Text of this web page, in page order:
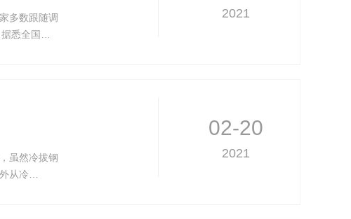
2021
多数跟随调
悉全国…
02-20
2021
虽然冷拔钢
从冷…